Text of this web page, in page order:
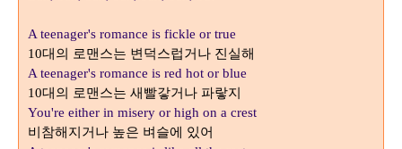
A teenager's romance is fickle or true
10대의 로맨스는 변덕스럽거나 진실해
A teenager's romance is red hot or blue
10대의 로맨스는 새빨갛거나 파랗지
You're either in misery or high on a crest
비참해지거나 높은 벼슬에 있어